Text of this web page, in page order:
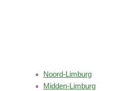
Noord-Limburg
Midden-Limburg